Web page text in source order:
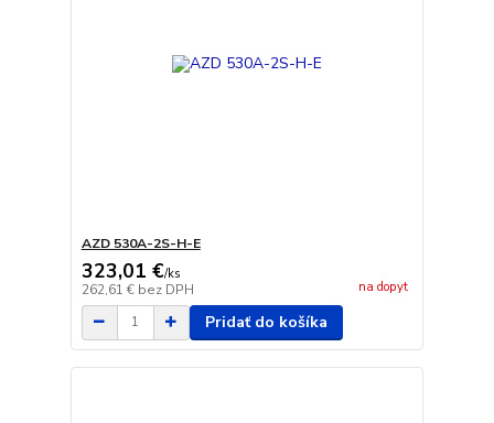
AZD 530A-2S-H-E
323,01 €/ks
262,61 € bez DPH na dopyt
Pridať do košíka